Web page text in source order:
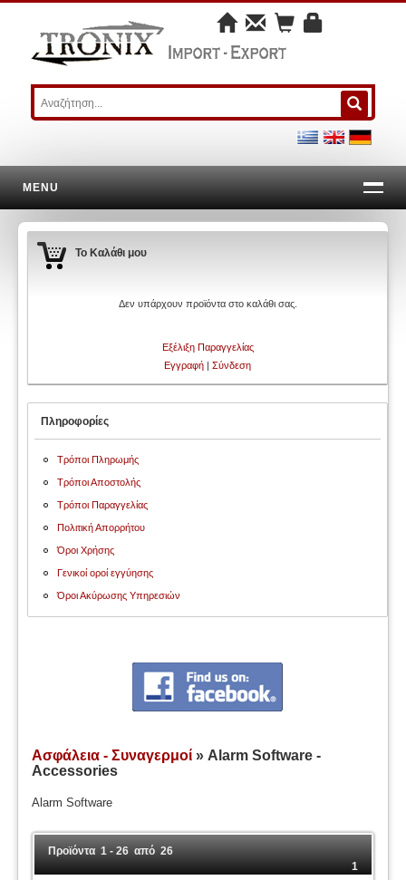
MENU
Το Καλάθι μου
Δεν υπάρχουν προϊόντα στο καλάθι σας.
Εξέλιξη Παραγγελίας
Εγγραφή | Σύνδεση
Πληροφορίες
Τρόποι Πληρωμής
Τρόποι Αποστολής
Τρόποι Παραγγελίας
Πολιτική Απορρήτου
Όροι Χρήσης
Γενικοί οροί εγγύησης
Όροι Ακύρωσης Υπηρεσιών
Ασφάλεια - Συναγερμοί » Alarm Software -
Accessories
Alarm Software
Προϊόντα 1 - 26 από 26
1